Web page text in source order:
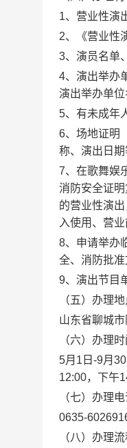
1、 营业性演
2、
《营业
3、 演员名单
4、 演出举办
演出举办单
5、 有未成年
6、 场地证明
称、演出日期
7、 在歌舞娱
消防安全证
的营业性演
入使用、营
8、 申请举办
全、消防批准
9、 演出节目
（五）办理
山东省聊城
（六）办理时
5月1日-9月
12:00，下午
（七）办理
0635-
（八）办理